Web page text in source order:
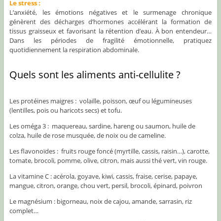
Le stress :
L’anxiété, les émotions négatives et le surmenage chronique
génèrent des décharges d’hormones accélérant la formation de
tissus graisseux et favorisant la rétention d’eau. À bon entendeur…
Dans les périodes de fragilité émotionnelle, pratiquez
quotidiennement la respiration abdominale.
Quels sont les aliments anti-cellulite ?
Les protéines maigres : volaille, poisson, œuf ou légumineuses
(lentilles, pois ou haricots secs) et tofu.
Les oméga 3 : maquereau, sardine, hareng ou saumon, huile de
colza, huile de rose musquée, de noix ou de cameline.
Les flavonoïdes : fruits rouge foncé (myrtille, cassis, raisin…), carotte,
tomate, brocoli, pomme, olive, citron, mais aussi thé vert, vin rouge.
La vitamine C : acérola, goyave, kiwi, cassis, fraise, cerise, papaye,
mangue, citron, orange, chou vert, persil, brocoli, épinard, poivron
Le magnésium : bigorneau, noix de cajou, amande, sarrasin, riz
complet…